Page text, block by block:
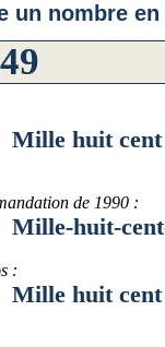
un nombre
huit cent
de 1990 :
huit-cent-
:
huit cent